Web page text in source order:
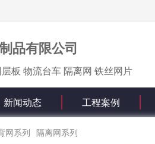
品有限公司
板 物流台车 隔离网 铁丝网片
新闻动态 工程案例
网系列 隔离网系列